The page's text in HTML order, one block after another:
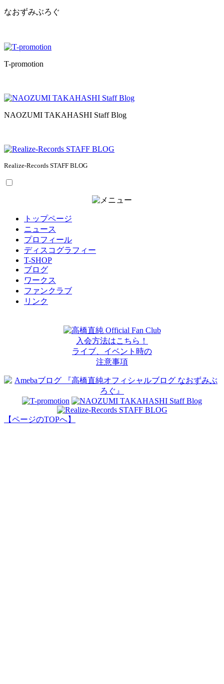
なおずみぶろぐ
T-promotion
NAOZUMI TAKAHASHI Staff Blog
Realize-Records STAFF BLOG
トップページ
ニュース
プロフィール
ディスコグラフィー
T-SHOP
ブログ
ワークス
ファンクラブ
リンク
入会方法はこちら！
ライブ、イベント時の
注意事項
【ページのTOPへ】